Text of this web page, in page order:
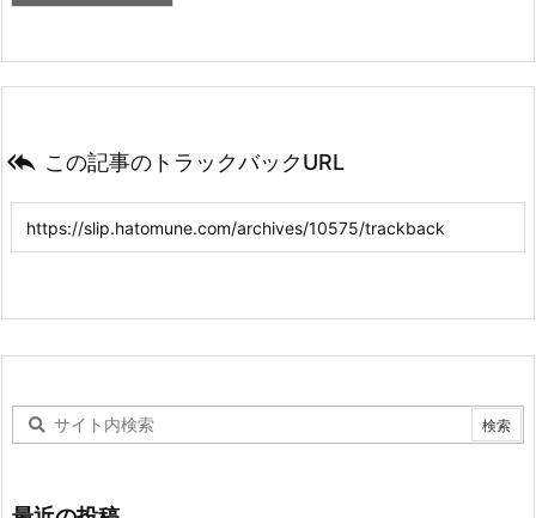
 この記事のトラックバックURL